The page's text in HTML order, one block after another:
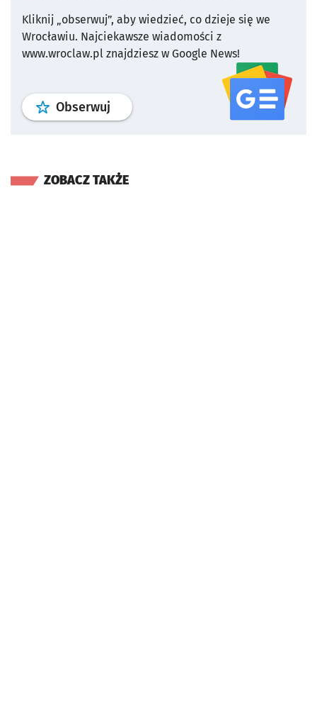
Kliknij „obserwuj”, aby wiedzieć, co dzieje się we
Wrocławiu. Najciekawsze wiadomości z
www.wroclaw.pl znajdziesz w Google News!
Obserwuj profil serwisu
ZOBACZ TAKŻE